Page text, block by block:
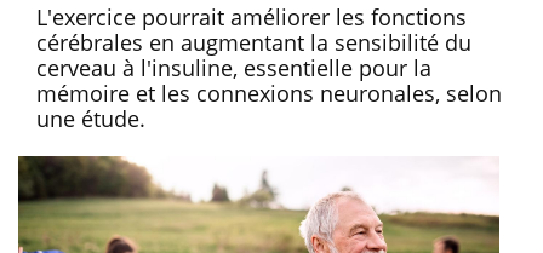
L'exercice pourrait améliorer les fonctions
cérébrales en augmentant la sensibilité du
cerveau à l'insuline, essentielle pour la
mémoire et les connexions neuronales, selon
une étude.